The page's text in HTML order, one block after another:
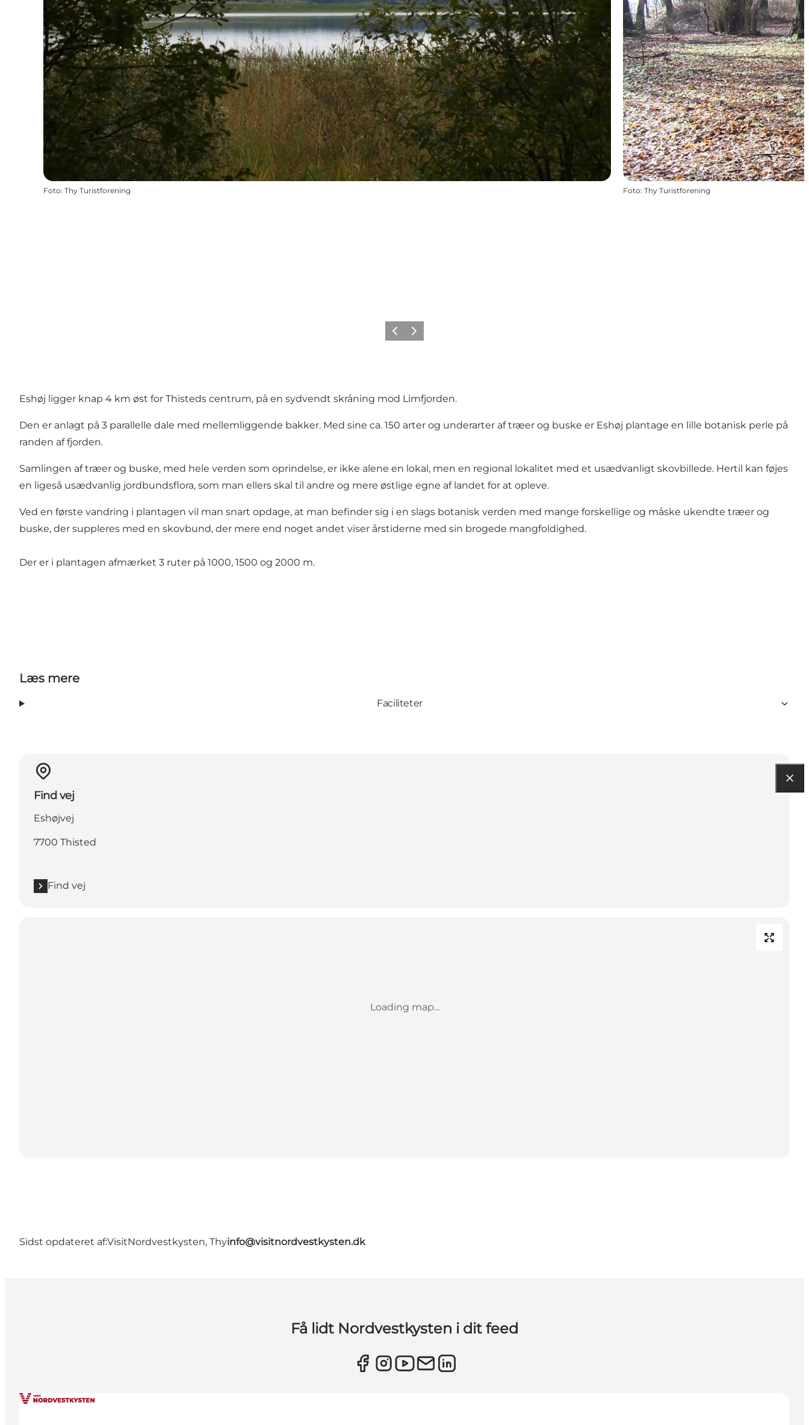
Foto: Thy Turistforening Foto: Thy Turistforening
ForrigeNæste
Eshøj ligger knap 4 km øst for Thisteds centrum, på en sydvendt skråning mod Limfjorden.
Den er anlagt på 3 parallelle dale med mellemliggende bakker. Med sine ca. 150 arter og underarter af træer og buske er Eshøj plantage en lille botanisk perle på
randen af fjorden.
Samlingen af træer og buske, med hele verden som oprindelse, er ikke alene en lokal, men en regional lokalitet med et usædvanligt skovbillede. Hertil kan føjes
en ligeså usædvanlig jordbundsflora, som man ellers skal til andre og mere østlige egne af landet for at opleve.
Ved en første vandring i plantagen vil man snart opdage, at man befinder sig i en slags botanisk verden med mange forskellige og måske ukendte træer og
buske, der suppleres med en skovbund, der mere end noget andet viser årstiderne med sin brogede mangfoldighed.
Der er i plantagen afmærket 3 ruter på 1000, 1500 og 2000 m.
Læs mere
Faciliteter
Find vej
Eshøjvej
7700 Thisted
Find vej
Loading map...
Sidst opdateret af:VisitNordvestkysten, Thyinfo@visitnordvestkysten.dk
Få lidt Nordvestkysten i dit feed